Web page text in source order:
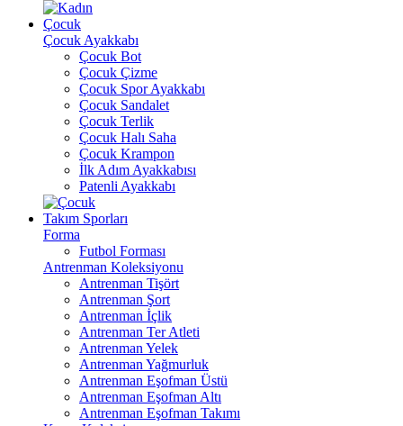
Çocuk
Çocuk Ayakkabı
Çocuk Bot
Çocuk Çizme
Çocuk Spor Ayakkabı
Çocuk Sandalet
Çocuk Terlik
Çocuk Halı Saha
Çocuk Krampon
İlk Adım Ayakkabısı
Patenli Ayakkabı
Takım Sporları
Forma
Futbol Forması
Antrenman Koleksiyonu
Antrenman Tişört
Antrenman Şort
Antrenman İçlik
Antrenman Ter Atleti
Antrenman Yelek
Antrenman Yağmurluk
Antrenman Eşofman Üstü
Antrenman Eşofman Altı
Antrenman Eşofman Takımı